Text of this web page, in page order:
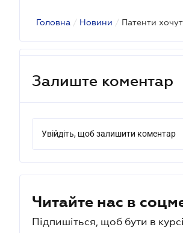
Головна / Новини /
Залиште коментар
Увійдіть, щоб залишити коментар
Читайте нас в
Підпишіться, щоб бути в